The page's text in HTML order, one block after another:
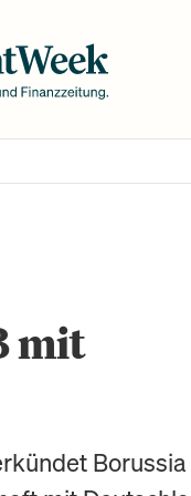
mit
Borussia